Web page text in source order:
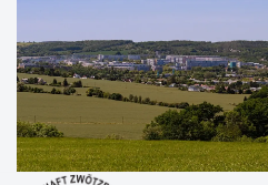
Inhalt
springen